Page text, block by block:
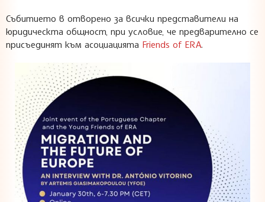
Събитието в отворено за всички представители на
юридическта общност, при условие, че предварително се
присъединят към асоциацията Friends of ERA.